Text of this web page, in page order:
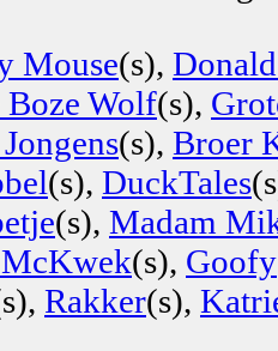
Mouse(s),
Wolf(s),
(s), Broer
(s), DuckTales
(s), Madam
(s), Goofy
Rakker(s),